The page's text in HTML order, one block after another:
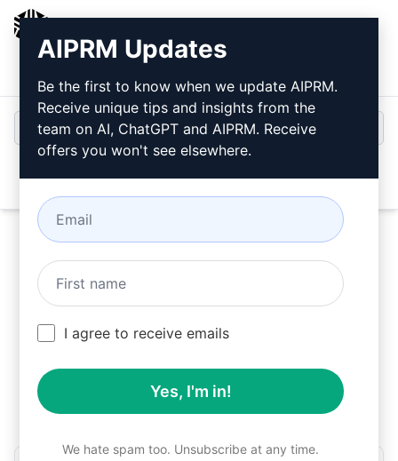
로그인
지금ChatGPT 프롬프트
를 사
용해 보세요.
1단계 : AIPRM 무료 다운로드
AIPRM Updates
Be the first to know when we update AIPRM.
Receive unique tips and insights from the
team on AI, ChatGPT and AIPRM. Receive
offers you won't see elsewhere.
I agree to receive emails
Yes, I'm in!
We hate spam too. Unsubscribe at any time.